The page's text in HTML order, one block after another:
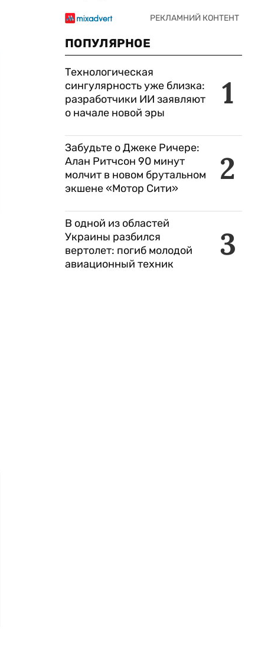
ПОПУЛЯРНОЕ
1
Технологическая
сингулярность уже близка:
разработчики ИИ заявляют
о начале новой эры
2
Забудьте о Джеке Ричере:
Алан Ритчсон 90 минут
молчит в новом брутальном
экшене «Мотор Сити»
3
В одной из областей
Украины разбился
вертолет: погиб молодой
авиационный техник